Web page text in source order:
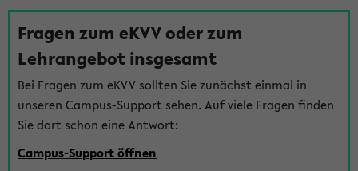
Fragen zum eKVV oder zum
Lehrangebot insgesamt
Bei Fragen zum eKVV sollten Sie zunächst einmal in
unseren Campus-Support sehen. Auf viele Fragen finden
Sie dort schon eine Antwort:
Campus-Support öffnen